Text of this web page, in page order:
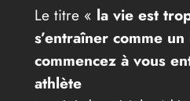
Le titre « la vie est
s’entraîner comme
commencez à vous
athlète